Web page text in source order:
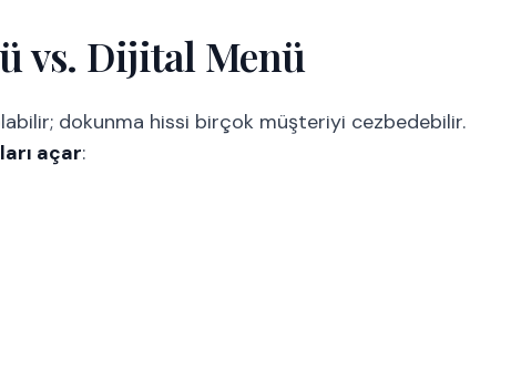
vs. Dijital Menü
dokunma hissi birçok müşteriyi cezbedebilir.
açar: